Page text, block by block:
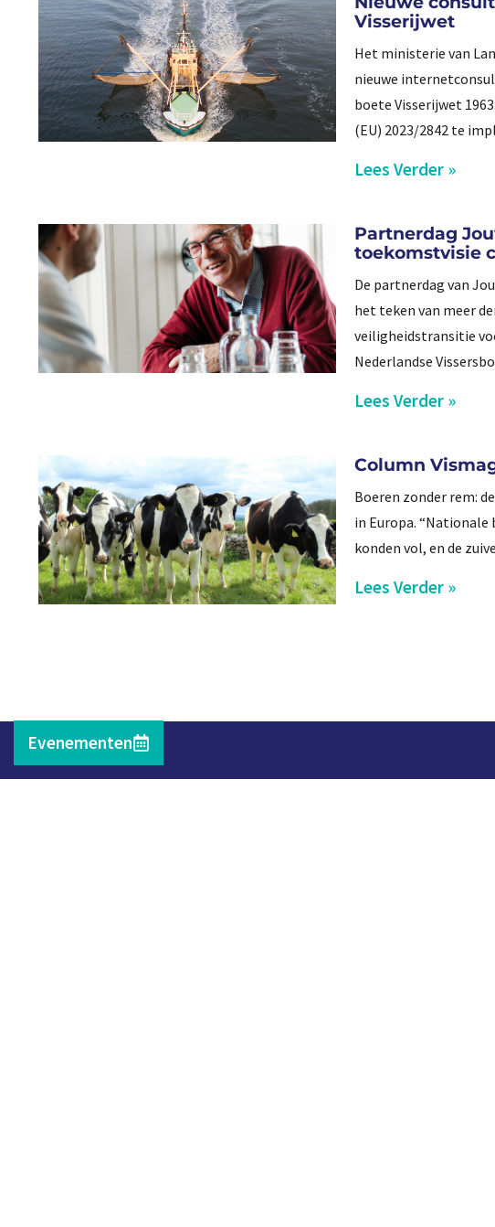
Visserijwet
Het ministerie van
nieuwe
boete Visserijwet
(EU) 2023/2842 te
Lees Verder »
Partnerdag
toekomstvisie
De partnerdag van
het teken van meer
veiligheidstransitie
Nederlandse
Lees Verder »
Column
Boeren zonder rem:
in Europa. “Nationale
konden vol, en de
Lees Verder »
Evenementen